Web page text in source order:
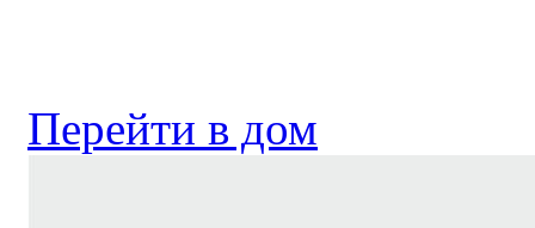
Перейти в дом